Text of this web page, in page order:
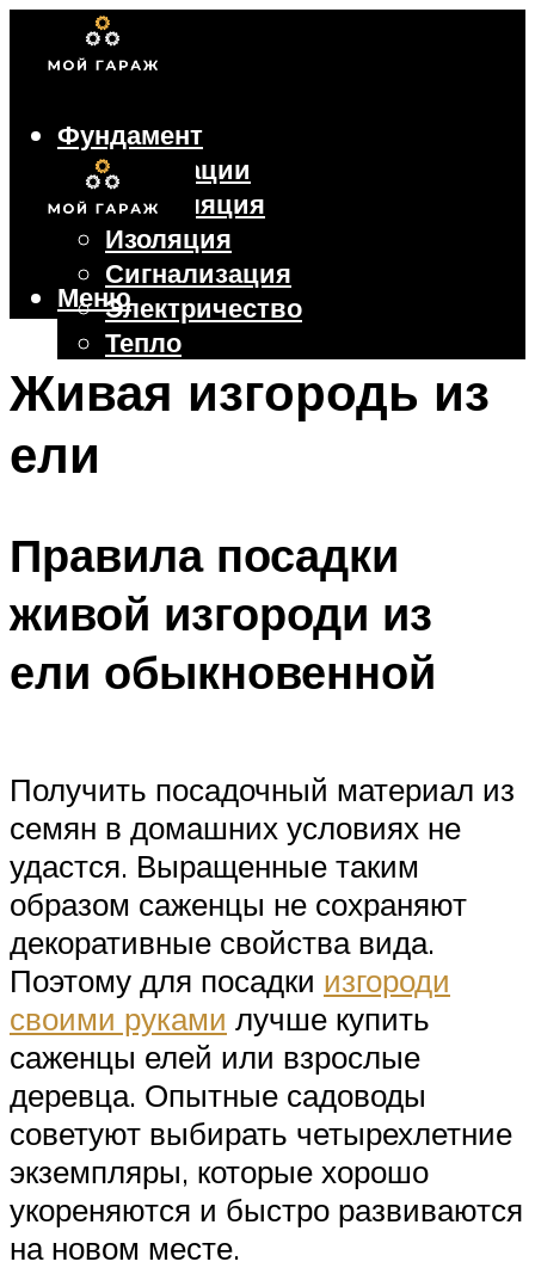
Фундамент
Коммуникации
Вентиляция
Изоляция
Сигнализация
Электричество
Тепло
Крыша
Ворота
Меню
Живая изгородь из
ели
Правила посадки
живой изгороди из
ели обыкновенной
Получить посадочный материал из
семян в домашних условиях не
удастся. Выращенные таким
образом саженцы не сохраняют
декоративные свойства вида.
Поэтому для посадки изгороди
своими руками лучше купить
саженцы елей или взрослые
деревца. Опытные садоводы
советуют выбирать четырехлетние
экземпляры, которые хорошо
укореняются и быстро развиваются
на новом месте.